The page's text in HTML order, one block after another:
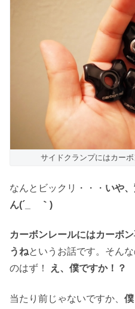
サイドクランプにはカー
なんとビックリ・・・ いや
ん(´_ゝ｀)
カーボンレールにはカーボ
うねというお話です。そん
のはず！
え、僕ですか！？
当たり前じゃないですか、